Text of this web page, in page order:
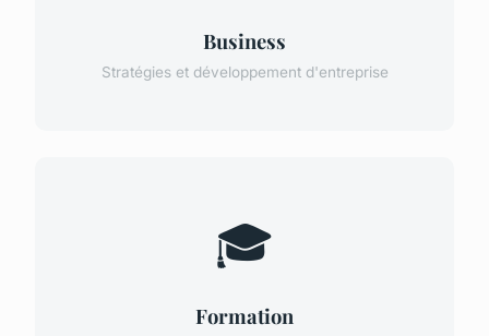
Business
Stratégies et développement d'entreprise
🎓
Formation